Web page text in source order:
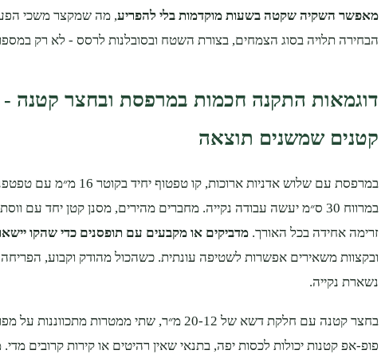
מאפשר השקיה שקטה בשעות מוקדמות בלי להפריע, מה שמקצר משכי
הבחירה תלויה בסוג הצמחים, בצורת השטח ובסובלנות לרסס - לא רק
דוגמאות התקנה חכמות במרפסת ובחצר קטנה -
קטנים שמשנים תוצאה
במרפסת עם שלוש אדניות ארוכות, קו טפטוף
במרווח 30 ס״מ יעשה עבודה נקייה. מחברים מהירים, מסנן קטן יחד עם
זרימה אחידה בכל האורך. מדביקים או מקבעים עם תופסנים כדי שהקו
ובקצוות משאירים אפשרות לשטיפה עונתית. כשהכול מהודק וקבוע,
נשארת נקייה.
בחצר קטנה עם חלקת דשא של 12‑20 מ״ר, שתי ממטרות
פופ‑אפ קטנות יכולות לכסות יפה, בתנאי שאין רהיטים או קירות קרובים מדי.